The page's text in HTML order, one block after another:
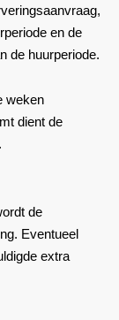
en de
de huurperiode.
weken
dient de
de
Eventueel
extra